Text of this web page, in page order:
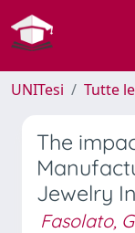
UNITesi Tutte
The
Jewelry
Fasolato,